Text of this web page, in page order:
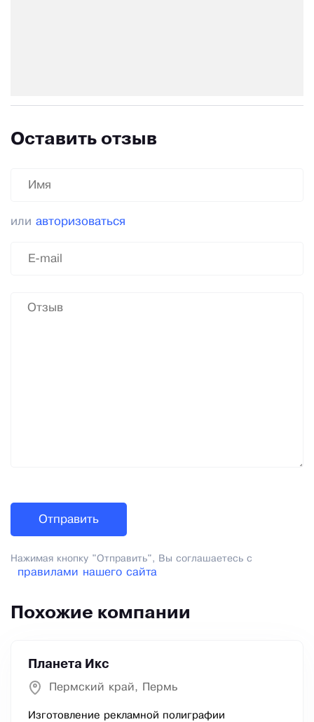
Оставить отзыв
или авторизоваться
Нажимая кнопку "Отправить", Вы соглашаетесь с
правилами нашего сайта
Похожие компании
Планета Икс
Пермский край, Пермь
Изготовление рекламной полиграфии